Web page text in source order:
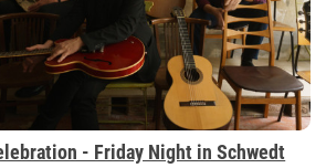
- Friday Night in Schwedt